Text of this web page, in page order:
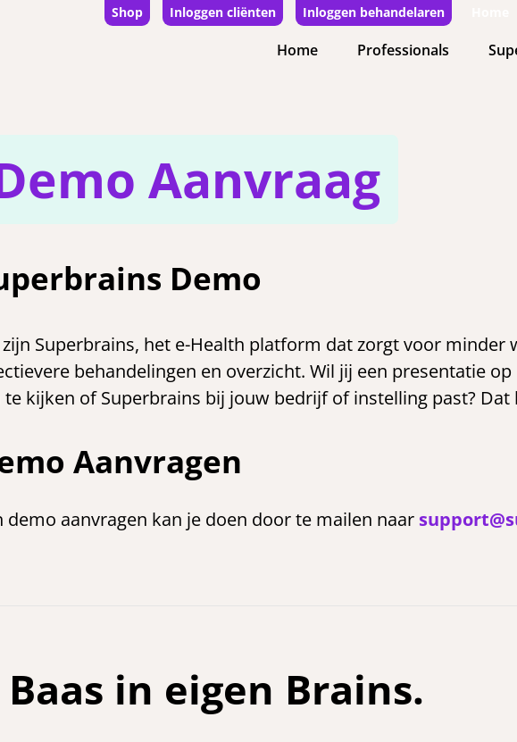
Shop Inloggen cliënten Inloggen behandelaren
Home Professionals
Aanvraag
Demo
Superbrains, het e-Health platform dat zorgt voor minder
behandelingen en overzicht. Wil jij een presentatie
te kijken of Superbrains bij jouw bedrijf of instelling past? Dat
Aanvragen
demo aanvragen kan je doen door te mailen naar
Baas in eigen Brains.